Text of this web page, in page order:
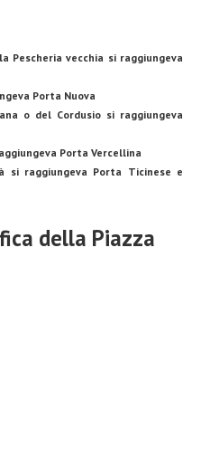
Pescheria vecchia si raggiungeva
Porta Nuova
o del Cordusio si raggiungeva
Porta Vercellina
raggiungeva Porta Ticinese e
della Piazza